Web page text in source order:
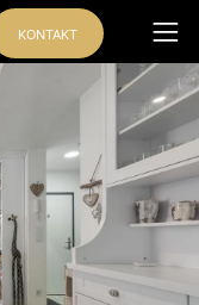
KONTAKT